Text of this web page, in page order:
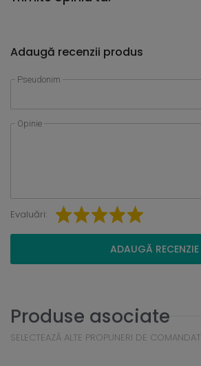
Adaugă recenzii produs
Pseudonim
Opinie
Evaluări:
ADAUGĂ RECENZIE
Produse asociate
SELECTEAZĂ ALTE PROPUNERI DE COMANDAT